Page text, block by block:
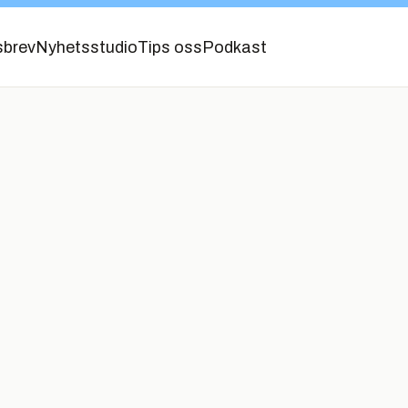
NyhetsstudioTips oss Podkast